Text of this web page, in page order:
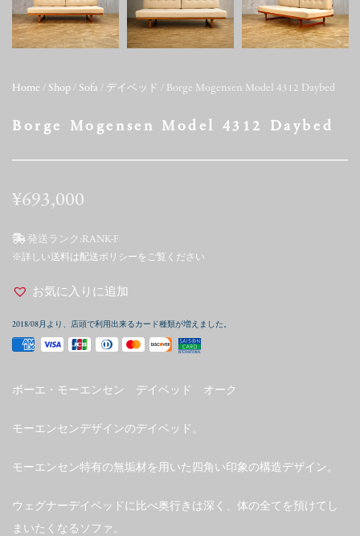
Home / Shop / Sofa / デイベッド / Borge Mogensen Model 4312 Daybed
Borge Mogensen Model 4312 Daybed
¥693,000
発送ランク: RANK-F
※詳しい送料は配送ポリシーをご覧ください
お気に入りに追加
2018/08月より、店頭で利用出来るカード種類が増えました。
ボーエ・モーエンセン デイベッド オーク
モーエンセンデザインのデイベッド。
モーエンセン特有の無垢材を用いた四角い印象の構造デザイン。
ウェグナーデイベッドに比べ奥行きは深く、体の全てを預けてし
まいたくなるソファ。